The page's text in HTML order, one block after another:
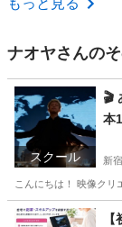
ナオヤさんの
スクール
🎬
本
新
こんにちは！ 映像クリ
東京 新宿区